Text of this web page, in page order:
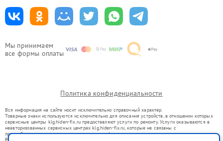
Мы принимаем
все формы оплаты
Политика конфиденциальности
Вся информация на сайте носит исключительно справочный характер.
Товарные знаки используются исключительно для описания устройств, в отношении которых
сервисные центры klg.hiden-fix.ru предоставляют услуги по ремонту. Услуги оказываются в
неавторизованных сервисных центрах klg.hiden-fix.ru, которые не связаны с
правообладателями товарных знаков или их официальными представителями.